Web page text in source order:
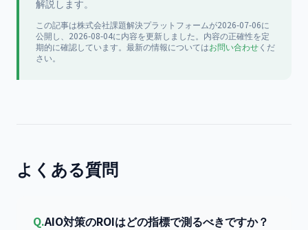
解説します。
この記事は株式会社課題解決プラットフォームが2026-07-06に
公開し、2026-08-04に内容を更新しました。内容の正確性を定
期的に確認しています。最新の情報についてはお問い合わせくだ
さい。
よくある質問
Q.AIO対策のROIはどの指標で測るべきですか？